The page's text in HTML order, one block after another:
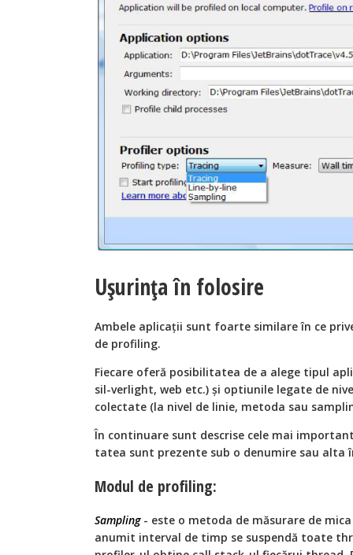
Uşurinţa în folosire
Ambele aplicaţii sunt foarte similare în ce
de profiling.
Fiecare oferă posibilitatea de a alege tipul
sil-verlight, web etc.) şi optiunile legate de
colectate (la nivel de linie, metoda sau
În continuare sunt descrise cele mai
tatea sunt prezente sub o denumire sau alta
Modul de profiling:
Sampling- este o metoda de măsurare de
anumit interval de timp se suspendă toate